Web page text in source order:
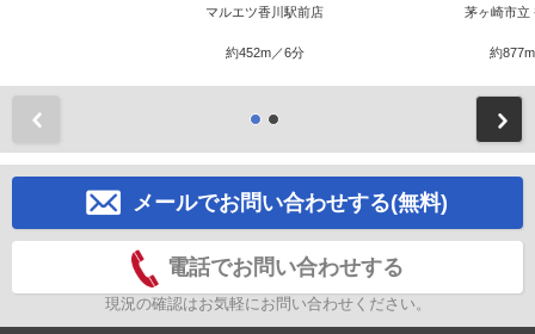
マルエツ香川駅前店
約452m／6分
茅ヶ崎市立
約
メールでお問い合わせする(無料)
電話でお問い合わせする
現況の確認はお気軽にお問い合わせください。